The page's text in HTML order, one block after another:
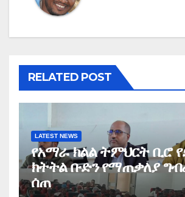
RELATED POST
LATEST NEWS
የአማራ ክልል ትምህርት ቢሮ
ክትትል ቡድን የማጠቃለያ
ሰጠ